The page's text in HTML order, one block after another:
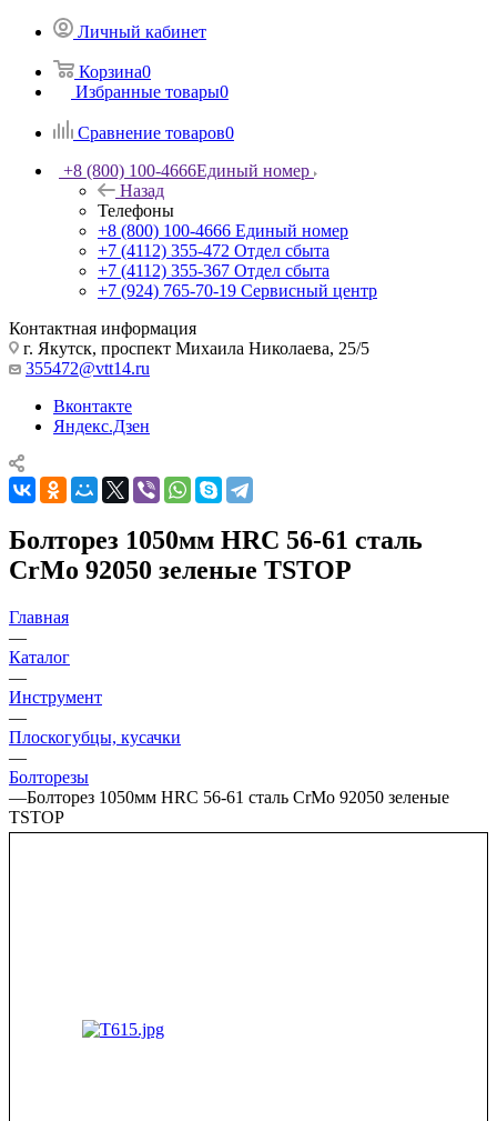
Личный кабинет
Корзина0
Избранные товары0
Сравнение товаров0
+8 (800) 100-4666Единый номер
Назад
Телефоны
+8 (800) 100-4666 Единый номер
+7 (4112) 355-472 Отдел сбыта
+7 (4112) 355-367 Отдел сбыта
+7 (924) 765-70-19 Сервисный центр
Контактная информация
г. Якутск, проспект Михаила Николаева, 25/5
355472@vtt14.ru
Вконтакте
Яндекс.Дзен
Болторез 1050мм HRC 56-61 сталь
CrMo 92050 зеленые TSTOP
Главная
—
Каталог
—
Инструмент
—
Плоскогубцы, кусачки
—
Болторезы
—Болторез 1050мм HRC 56-61 сталь CrMo 92050 зеленые
TSTOP